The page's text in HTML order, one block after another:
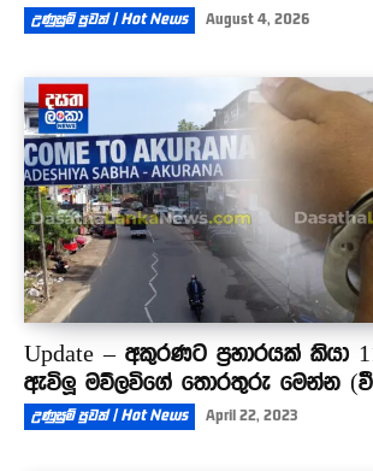
උණුසුම් පුවත් | Hot News August 4, 2026
Update – අකුරණට ප්‍රහාරයක් කියා
ඇවිලූ මව්ලවිගේ තොරතුරු මෙන්න
උණුසුම් පුවත් | Hot News April 22, 2023